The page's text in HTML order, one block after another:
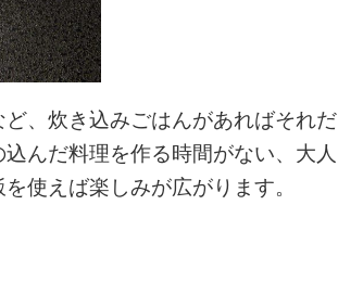
、炊き込みごはんがあればそれだ
んだ料理を作る時間がない、大人
使えば楽しみが広がります。